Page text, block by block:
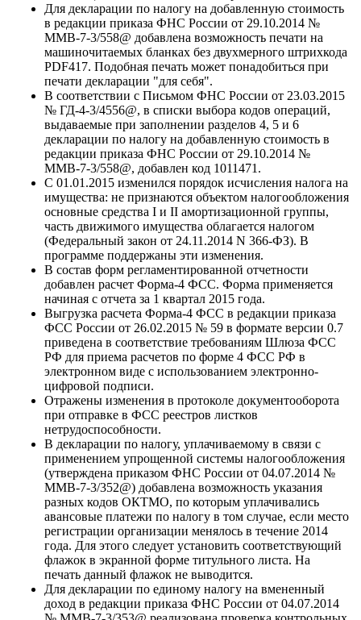
Для декларации по налогу на добавленную стоимость
в редакции приказа ФНС России от 29.10.2014 №
ММВ-7-3/558@ добавлена возможность печати на
машиночитаемых бланках без двухмерного штрихкода
PDF417. Подобная печать может понадобиться при
печати декларации "для себя".
В соответствии с Письмом ФНС России от 23.03.2015
№ ГД-4-3/4556@, в списки выбора кодов операций,
выдаваемые при заполнении разделов 4, 5 и 6
декларации по налогу на добавленную стоимость в
редакции приказа ФНС России от 29.10.2014 №
ММВ-7-3/558@, добавлен код 1011471.
С 01.01.2015 изменился порядок исчисления налога на
имущества: не признаются объектом налогообложения
основные средства I и II амортизационной группы,
часть движимого имущества облагается налогом
(Федеральный закон от 24.11.2014 N 366-ФЗ). В
программе поддержаны эти изменения.
В состав форм регламентированной отчетности
добавлен расчет Форма-4 ФСС. Форма применяется
начиная с отчета за 1 квартал 2015 года.
Выгрузка расчета Форма-4 ФСС в редакции приказа
ФСС России от 26.02.2015 № 59 в формате версии 0.7
приведена в соответствие требованиям Шлюза ФСС
РФ для приема расчетов по форме 4 ФСС РФ в
электронном виде с использованием электронно-
цифровой подписи.
Отражены изменения в протоколе документооборота
при отправке в ФСС реестров листков
нетрудоспособности.
В декларации по налогу, уплачиваемому в связи с
применением упрощенной системы налогообложения
(утверждена приказом ФНС России от 04.07.2014 №
ММВ-7-3/352@) добавлена возможность указания
разных кодов ОКТМО, по которым уплачивались
авансовые платежи по налогу в том случае, если место
регистрации организации менялось в течение 2014
года. Для этого следует установить соответствующий
флажок в экранной форме титульного листа. На
печать данный флажок не выводится.
Для декларации по единому налогу на вмененный
доход в редакции приказа ФНС России от 04.07.2014